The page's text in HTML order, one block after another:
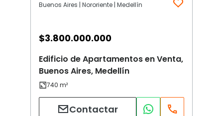
Buenos Aires | Nororiente | Medellín
$3.800.000.000
Edificio de Apartamentos en Venta,
Buenos Aires, Medellín
Contactar